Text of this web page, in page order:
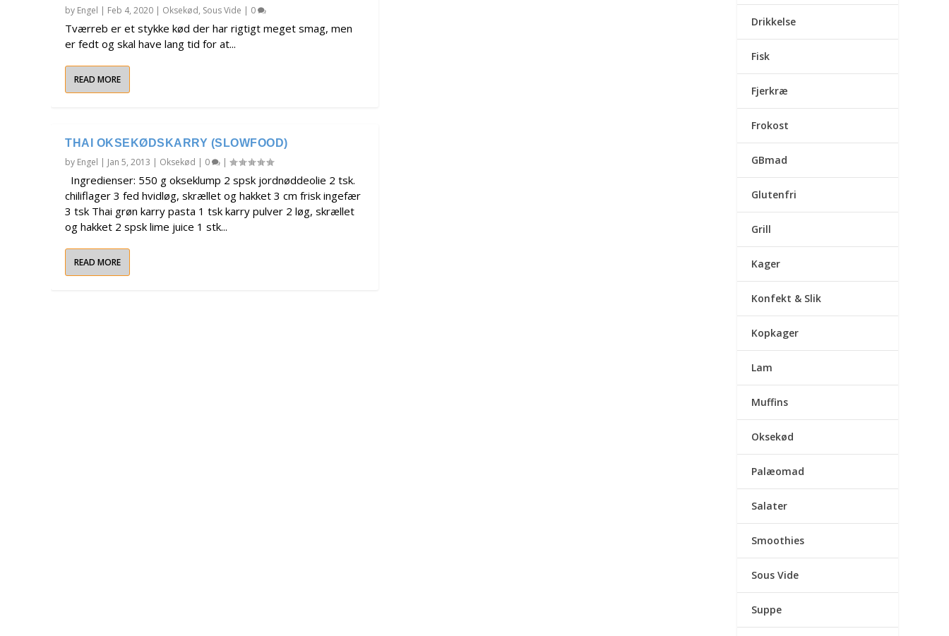
by Engel | Feb 4, 2020 | Oksekød, Sous Vide | 0
Tværreb er et stykke kød der har rigtigt meget smag, men
er fedt og skal have lang tid for at...
READ MORE
THAI OKSEKØDSKARRY (SLOWFOOD)
by Engel | Jan 5, 2013 | Oksekød | 0 |
Ingredienser: 550 g okseklump 2 spsk jordnøddeolie 2 tsk.
chiliflager 3 fed hvidløg, skrællet og hakket 3 cm frisk ingefær
3 tsk Thai grøn karry pasta 1 tsk karry pulver 2 løg, skrællet
og hakket 2 spsk lime juice 1 stk...
READ MORE
Drikkelse
Fisk
Fjerkræ
Frokost
GBmad
Glutenfri
Grill
Kager
Konfekt & Slik
Kopkager
Lam
Muffins
Oksekød
Palæomad
Salater
Smoothies
Sous Vide
Suppe